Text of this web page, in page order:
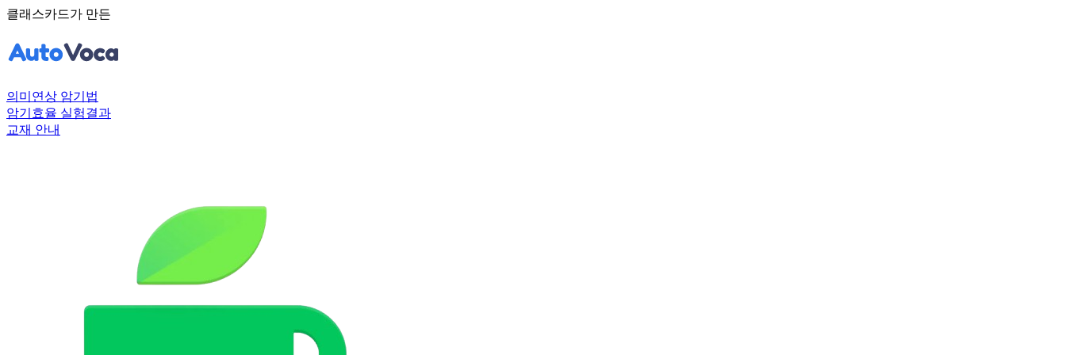
클래스카드가 만든
의미연상 암기법
암기효율 실험결과
교재 안내